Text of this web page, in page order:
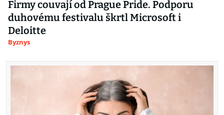
Firmy couvají od Prague Pride. Podporu
duhovému festivalu škrtl Microsoft i
Deloitte
Byznys